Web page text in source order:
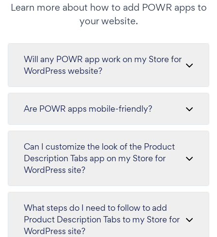
Learn more about how to add POWR apps to
your website.
Will any POWR app work on my Store for
WordPress website?
Are POWR apps mobile-friendly?
Can I customize the look of the Product
Description Tabs app on my Store for
WordPress site?
What steps do I need to follow to add
Product Description Tabs to my Store for
WordPress site?